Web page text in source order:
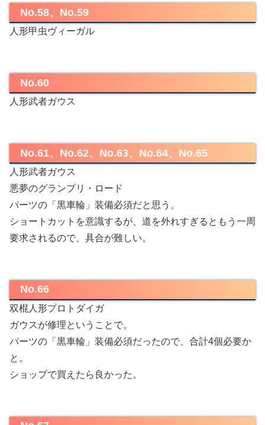
No.58、No.59
人形甲虫ヴィーガル
No.60
人形武者ガウス
No.61、No.62、No.63、No.64、No.65
人形武者ガウス
悪夢のグランプリ・ロード
パーツの「黒車輪」装備必須だと思う。
ショートカットを意識するが、道を外れすぎるともう一周
要求されるので、具合が難しい。
No.66
双棍人形プロトダイガ
ガウスが修理ということで。
パーツの「黒車輪」装備必須だったので、合計4個必要か
と。
ショップで買えたら良かった。